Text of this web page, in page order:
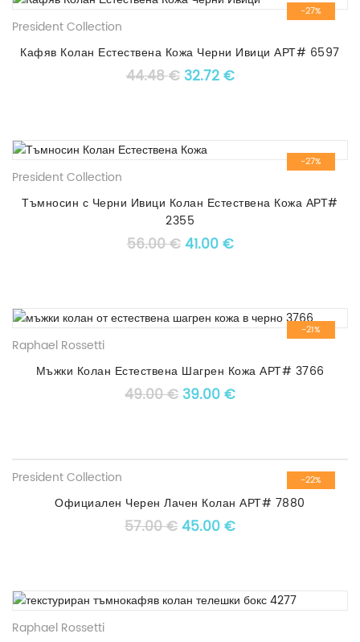
-27%
President Collection
Кафяв Колан Естествена Кожа Черни Ивици АРТ# 6597
44.48€ Original price was: 44.48
32.72€Текущата цена е:
-27%
President Collection
Тъмносин с Черни Ивици Колан Естествена Кожа АРТ#
2355
56.00€Original price was: 56.00
41.00€Текущата цена е:
-21%
Raphael Rossetti
Мъжки Колан Естествена Шагрен Кожа АРТ# 3766
49.00€ Original price was: 49.00
39.00€Текущата цена е:
-22%
President Collection
Официален Черен Лачен Колан АРТ# 7880
57.00€Original price was: 57.00
45.00€Текущата цена е:
Raphael Rossetti